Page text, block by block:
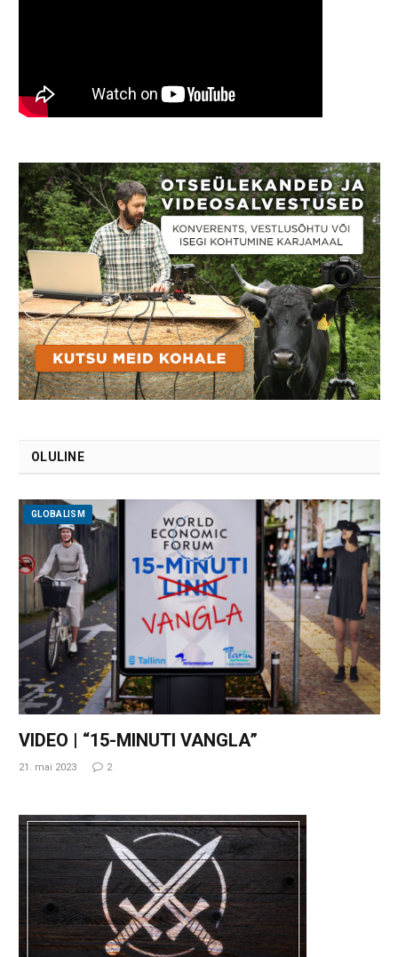
OLULINE
GLOBALISM
VIDEO | “15-MINUTI VANGLA”
21. mai 2023 2